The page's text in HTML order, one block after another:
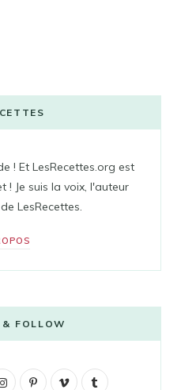
! Et LesRecettes.org est
! Je suis la voix, l'auteur
LesRecettes.
& FOLLOW
I
P
V